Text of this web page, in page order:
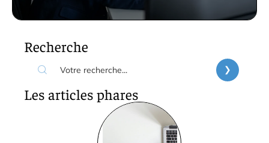
Recherche
Les articles phares